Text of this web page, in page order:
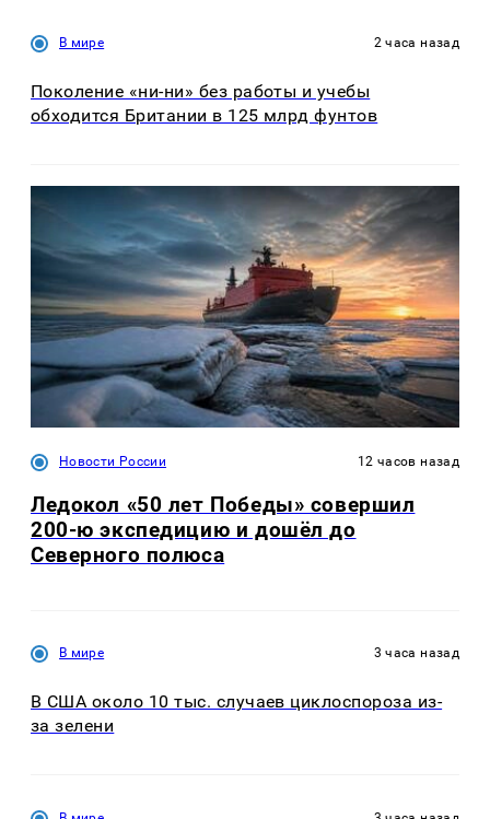
В мире 2 часа назад
Поколение «ни-ни» без работы и учебы
обходится Британии в 125 млрд фунтов
Новости России 12 часов назад
Ледокол «50 лет Победы» совершил
200-ю экспедицию и дошёл до
Северного полюса
В мире 3 часа назад
В США около 10 тыс. случаев циклоспороза из-
за зелени